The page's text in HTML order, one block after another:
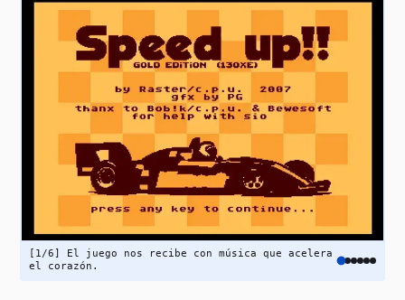
[1/6] El juego nos recibe con música que acelera
el corazón.